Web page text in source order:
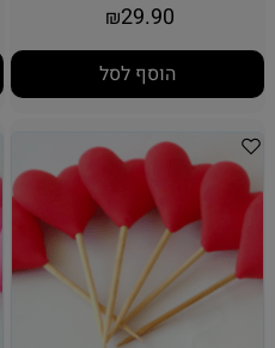
₪29.90
הוסף לסל